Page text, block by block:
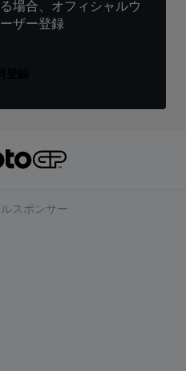
場合、オフィシャルウ
ザー登録
スポンサー